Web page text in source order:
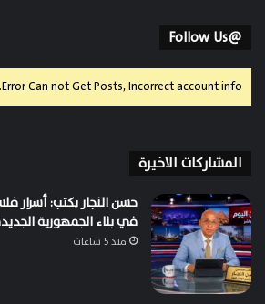
@Follow Us
Error Can not Get Posts, Incorrect account info.
المشاركات الاخيرة
حسن النجار يكتب: أسرار
في بناء الجمهورية
منذ 5 ساعات